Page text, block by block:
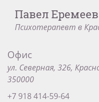
Павел Еремеев
Психотерапевт в
Офис
ул. Северная, 326,
350000
+7 918 414-59-64